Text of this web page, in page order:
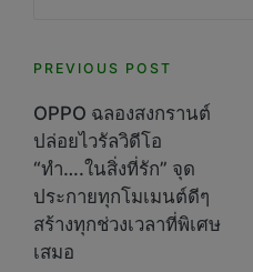
Post
navigation
PREVIOUS POST
OPPO ฉลองสงกรานต์
ปล่อยไวรัลวิดีโอ
“ทำ….ในสิ่งที่รัก” จุด
ประกายทุกโมเมนต์ดีๆ
สร้างทุกช่วงเวลาที่พิเศษ
เสมอ